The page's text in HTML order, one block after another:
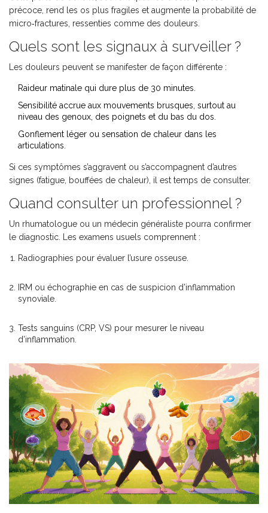
précoce, rend les os plus fragiles et augmente la probabilité de
micro‑fractures, ressenties comme des douleurs.
Quels sont les signaux à surveiller ?
Les douleurs peuvent se manifester de façon différente :
Raideur matinale qui dure plus de 30 minutes.
Sensibilité accrue aux mouvements brusques, surtout au
niveau des genoux, des poignets et du bas du dos.
Gonflement léger ou sensation de chaleur dans les
articulations.
Si ces symptômes s’aggravent ou s’accompagnent d’autres
signes (fatigue, bouffées de chaleur), il est temps de consulter.
Quand consulter un professionnel ?
Un rhumatologue ou un médecin généraliste pourra confirmer
le diagnostic. Les examens usuels comprennent :
Radiographies pour évaluer l’usure osseuse.
IRM ou échographie en cas de suspicion d’inflammation
synoviale.
Tests sanguins (CRP, VS) pour mesurer le niveau
d’inflammation.